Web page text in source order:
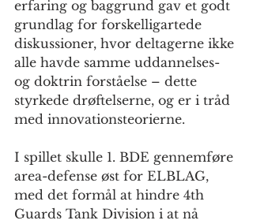
erfaring og baggrund gav et godt
grundlag for forskelligartede
diskussioner, hvor deltagerne ikke
alle havde samme uddannelses-
og doktrin forståelse – dette
styrkede drøftelserne, og er i tråd
med innovationsteorierne.
I spillet skulle 1. BDE gennemføre
area-defense øst for ELBLAG,
med det formål at hindre 4th
Guards Tank Division i at nå